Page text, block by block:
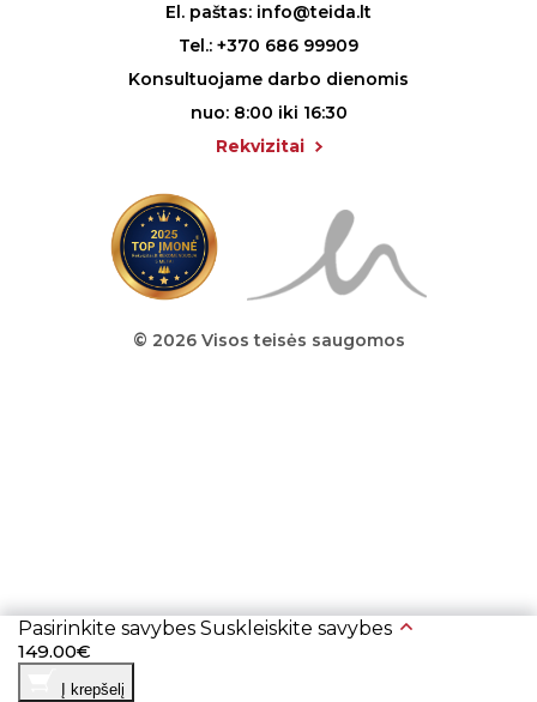
El. paštas: info@teida.lt
Tel.: +370 686 99909
Konsultuojame darbo dienomis
nuo: 8:00 iki 16:30
Rekvizitai
© 2026 Visos teisės saugomos
Pasirinkite savybes Suskleiskite savybes
149.00€
Į krepšelį